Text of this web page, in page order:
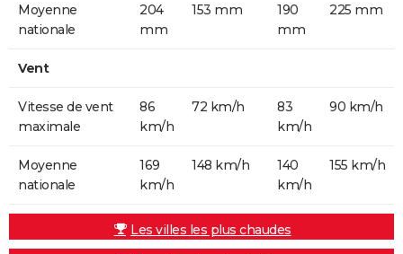
Moyenne
nationale
204
mm
153 mm
190
mm
225 mm
Vent
Vitesse de vent
maximale
86
km/h
72 km/h
83
km/h
90 km/h
Moyenne
nationale
169
km/h
148 km/h
140
km/h
155 km/h
Les villes les plus chaudes